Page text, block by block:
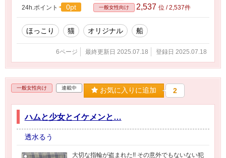
24h.ポイント 0pt 一般女性向け 2,537 位 / 2,537件
ほっこり 猫 オリジナル 船
6ページ 最終更新日 2025.07.18 登録日 2025.07.18
一般女性向け 連載中 お気に入りに追加 2
ハムと少女とイケメンと…
透水るう
大切な指輪が盗まれた!! その意外でもないない犯